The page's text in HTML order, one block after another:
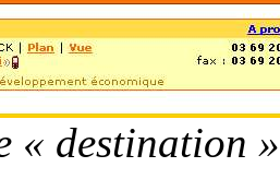
« destination »